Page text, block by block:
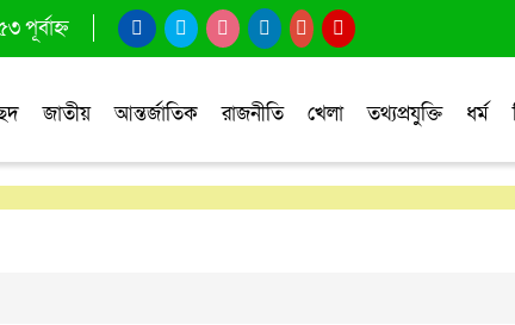
পূর্বাহ্ন
জাতীয় আন্তর্জাতিক রাজনীতি খেলা তথ্যপ্রযুক্তি ধর্ম